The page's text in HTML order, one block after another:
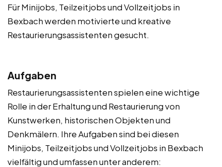
Für Minijobs, Teilzeitjobs und Vollzeitjobs in
Bexbach werden motivierte und kreative
Restaurierungsassistenten gesucht.
Aufgaben
Restaurierungsassistenten spielen eine wichtige
Rolle in der Erhaltung und Restaurierung von
Kunstwerken, historischen Objekten und
Denkmälern. Ihre Aufgaben sind bei diesen
Minijobs, Teilzeitjobs und Vollzeitjobs in Bexbach
vielfältig und umfassen unter anderem: